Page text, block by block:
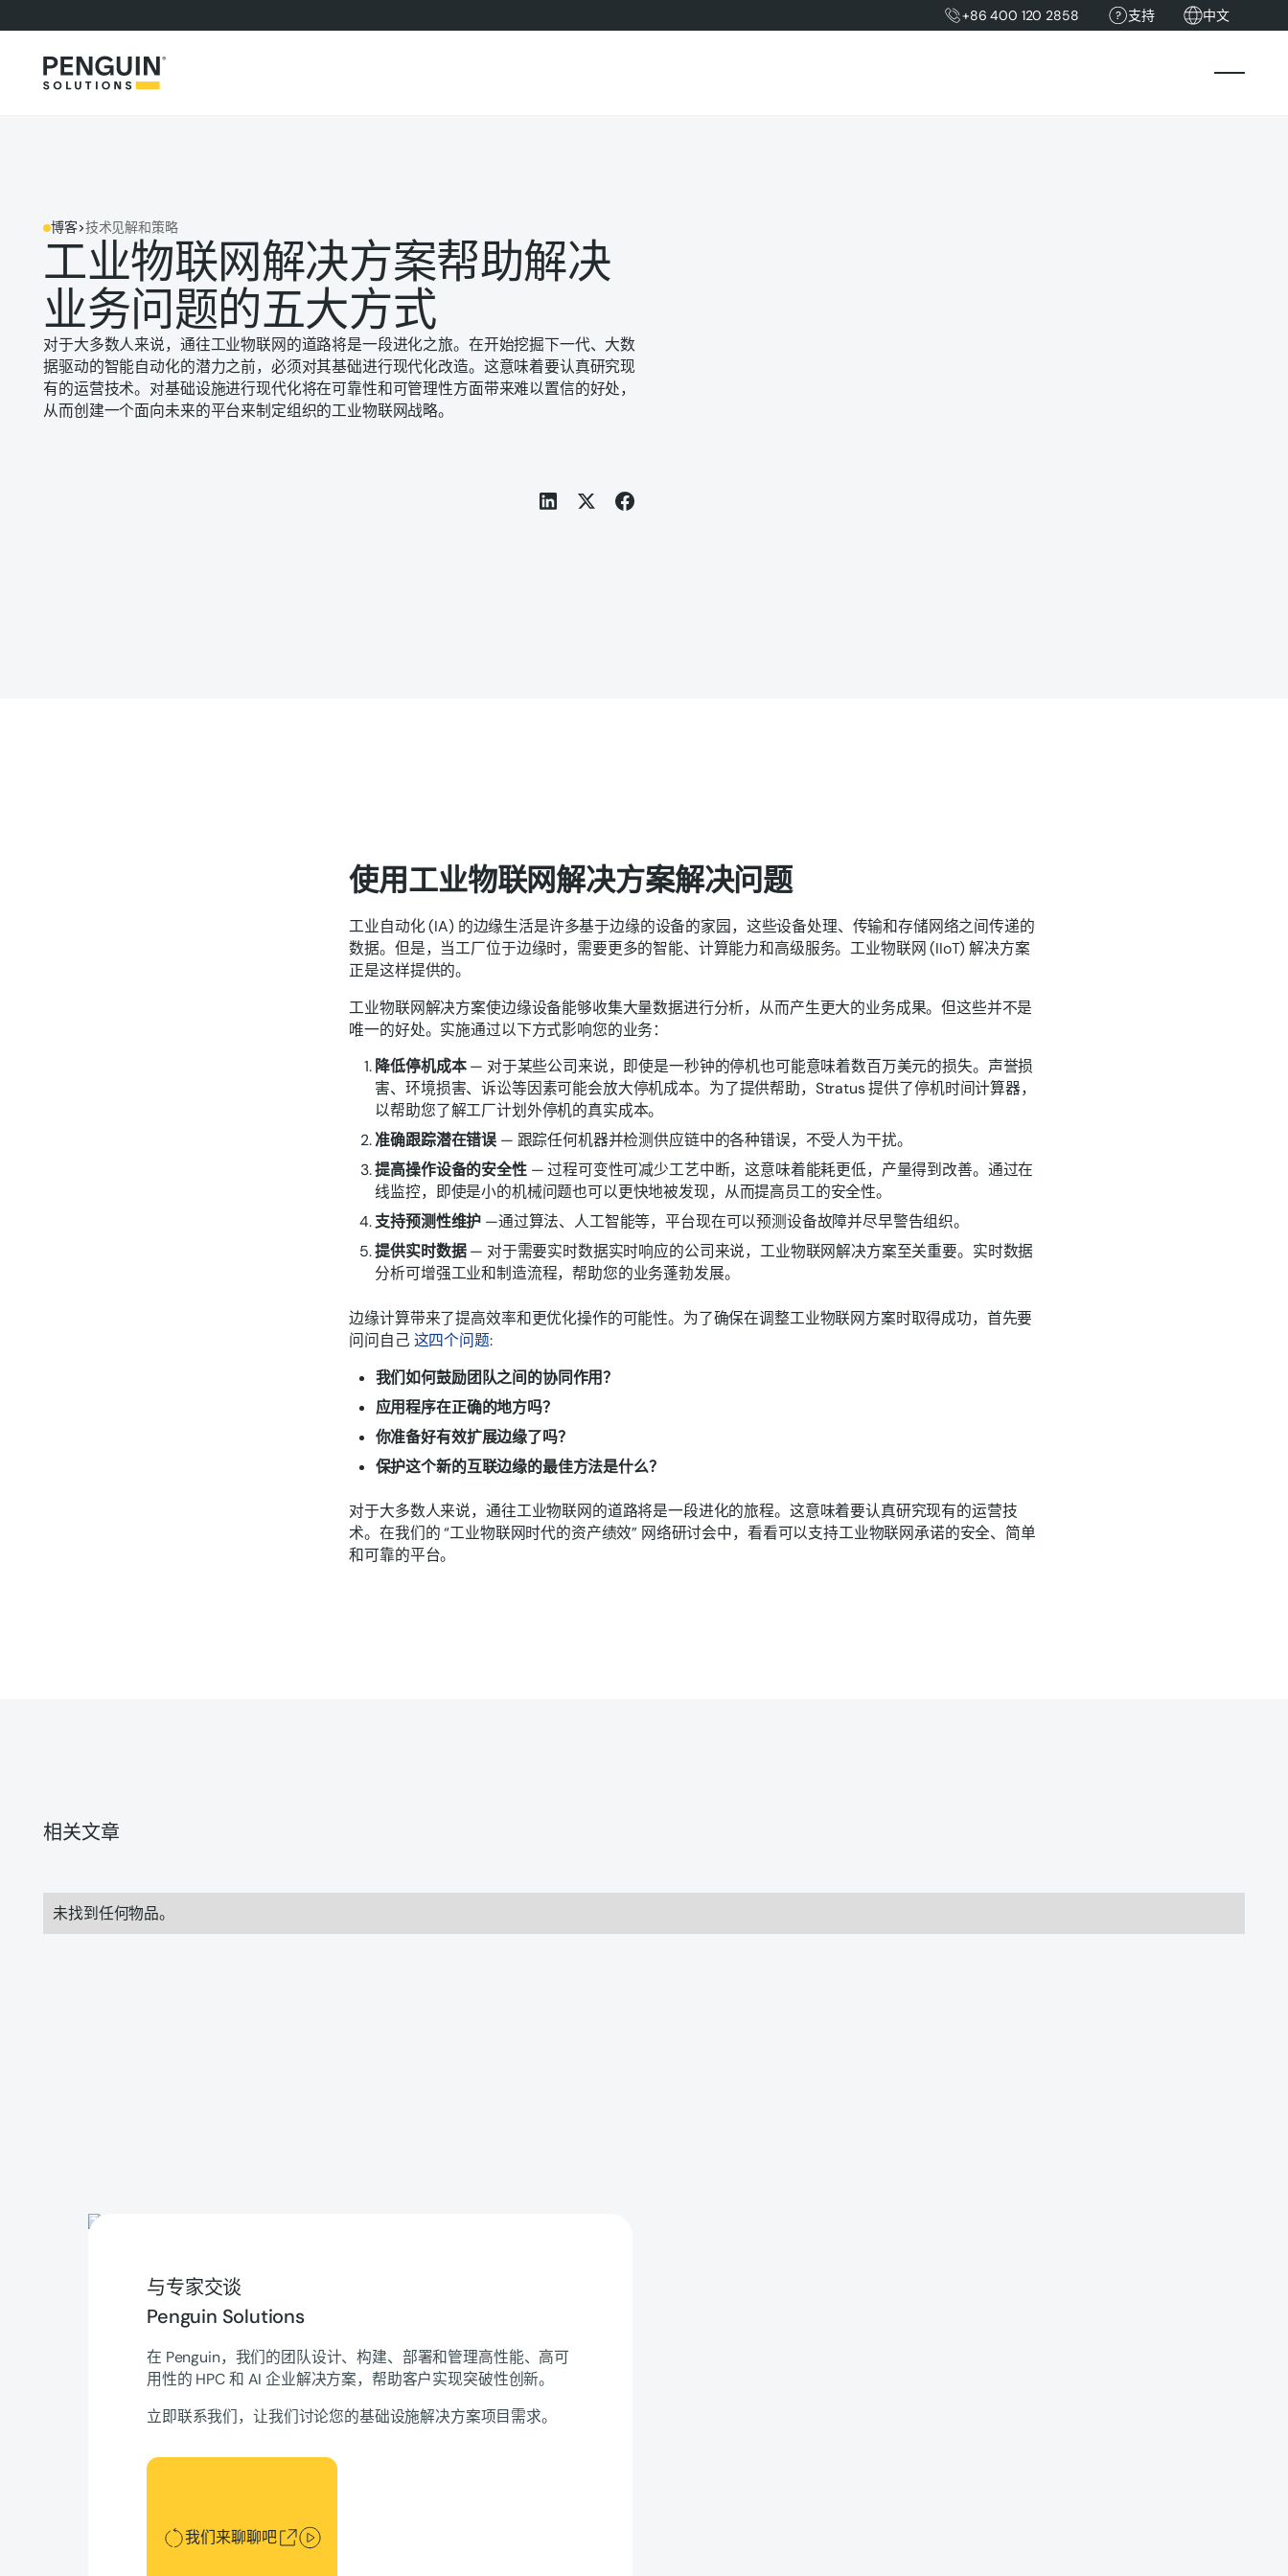
+86 400 120 2858 支持 中文
博客>技术见解和策略
工业物联网解决方案帮助解决
业务问题的五大方式
对于大多数人来说，通往工业物联网的道路将是一段进化之旅。在开始挖掘下一代、大数
据驱动的智能自动化的潜力之前，必须对其基础进行现代化改造。这意味着要认真研究现
有的运营技术。对基础设施进行现代化将在可靠性和可管理性方面带来难以置信的好处，
从而创建一个面向未来的平台来制定组织的工业物联网战略。
使用工业物联网解决方案解决问题
工业自动化 (IA) 的边缘生活是许多基于边缘的设备的家园，这些设备处理、传输和存储网络之间传递的
数据。但是，当工厂位于边缘时，需要更多的智能、计算能力和高级服务。工业物联网 (IIoT) 解决方案
正是这样提供的。
工业物联网解决方案使边缘设备能够收集大量数据进行分析，从而产生更大的业务成果。但这些并不是
唯一的好处。实施通过以下方式影响您的业务：
降低停机成本— 对于某些公司来说，即使是一秒钟的停机也可能意味着数百万美元的损失。声誉损
害、环境损害、诉讼等因素可能会放大停机成本。为了提供帮助，Stratus 提供了停机时间计算器，
以帮助您了解工厂计划外停机的真实成本。
准确跟踪潜在错误 — 跟踪任何机器并检测供应链中的各种错误，不受人为干扰。
提高操作设备的安全性 — 过程可变性可减少工艺中断，这意味着能耗更低，产量得到改善。通过在
线监控，即使是小的机械问题也可以更快地被发现，从而提高员工的安全性。
支持预测性维护 —通过算法、人工智能等，平台现在可以预测设备故障并尽早警告组织。
提供实时数据— 对于需要实时数据实时响应的公司来说，工业物联网解决方案至关重要。实时数据
分析可增强工业和制造流程，帮助您的业务蓬勃发展。
边缘计算带来了提高效率和更优化操作的可能性。为了确保在调整工业物联网方案时取得成功，首先要
问问自己 这四个问题:
我们如何鼓励团队之间的协同作用？
应用程序在正确的地方吗？
你准备好有效扩展边缘了吗？
保护这个新的互联边缘的最佳方法是什么？
对于大多数人来说，通往工业物联网的道路将是一段进化的旅程。这意味着要认真研究现有的运营技
术。在我们的 “工业物联网时代的资产绩效” 网络研讨会中，看看可以支持工业物联网承诺的安全、简单
和可靠的平台。
相关文章
未找到任何物品。
与专家交谈
Penguin Solutions
在 Penguin，我们的团队设计、构建、部署和管理高性能、高可
用性的 HPC 和 AI 企业解决方案，帮助客户实现突破性创新。
立即联系我们，让我们讨论您的基础设施解决方案项目需求。
我们来聊聊吧
我们来聊聊吧